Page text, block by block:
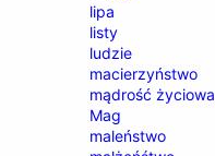
lipa
listy
ludzie
macierzyństwo
mądrość życiowa
Mag
maleństwo